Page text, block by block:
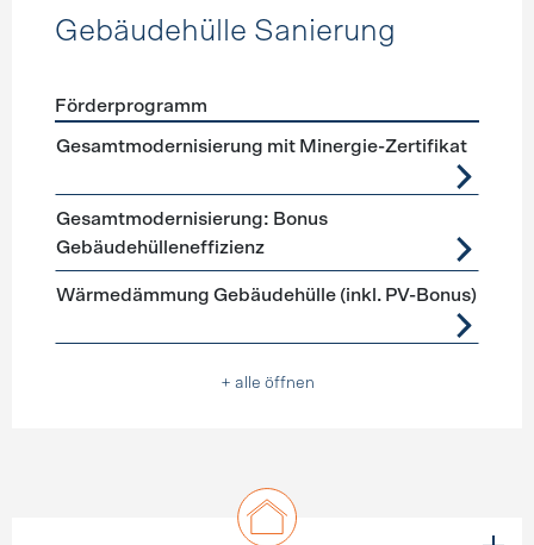
Gebäudehülle Sanierung
Förderprogramme Gebäudehülle Sanierung
Förderprogramm
Gesamtmodernisierung mit Minergie-Zertifikat
Gesamtmodernisierung: Bonus
Gebäudehülleneffizienz
Wärmedämmung Gebäudehülle (inkl. PV-Bonus)
+ alle öffnen